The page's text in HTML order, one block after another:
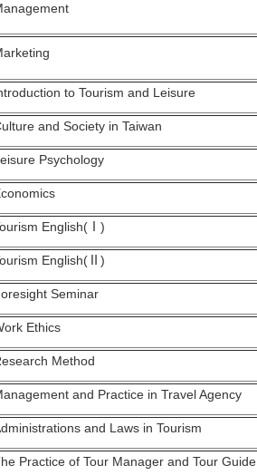
to Tourism and Leisure
and Society in Taiwan
Psychology
English(Ⅰ)
English(Ⅱ)
Seminar
Ethics
Method
and Practice in Travel Agency
and Laws in Tourism
Practice of Tour Manager and Tour Guide